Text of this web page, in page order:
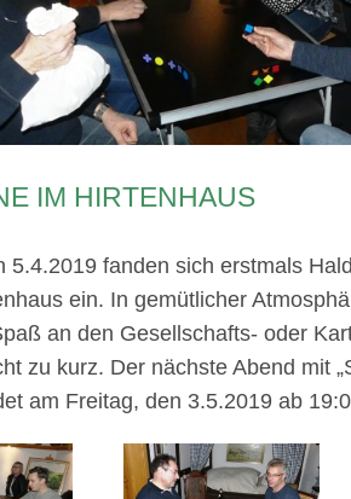
IM HIRTENHAUS
5.4.2019 fanden sich erstmals
ein. In gemütlicher
an den Gesellschafts- oder
zu kurz. Der nächste Abend mit
am Freitag, den 3.5.2019 ab